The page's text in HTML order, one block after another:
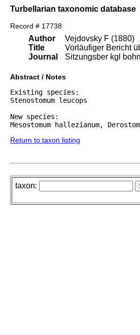
Turbellarian taxonomic database
Record # 17738
Author
Title
Journal
Vejdovsky F (1880)
Vorläufiger Bericht
Sitzungsber kgl
Abstract / Notes
Existing species:
Stenostomum leucops
New species:
Mesostomum hallezianum,
Return to taxon listing
taxon: